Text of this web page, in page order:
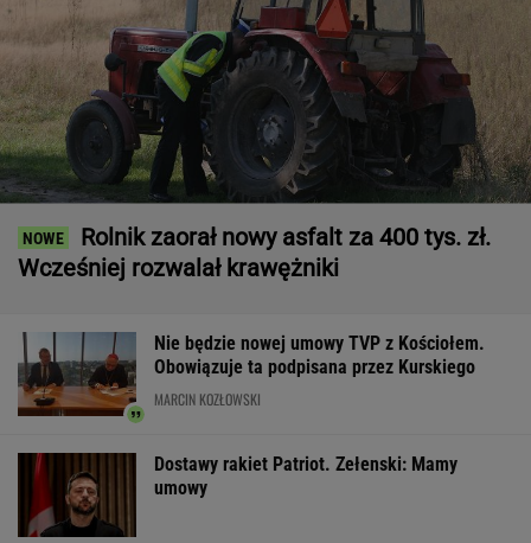
Rolnik zaorał nowy asfalt za 400 tys. zł.
Wcześniej rozwalał krawężniki
Nie będzie nowej umowy TVP z Kościołem.
Obowiązuje ta podpisana przez Kurskiego
MARCIN KOZŁOWSKI
Dostawy rakiet Patriot. Zełenski: Mamy
umowy